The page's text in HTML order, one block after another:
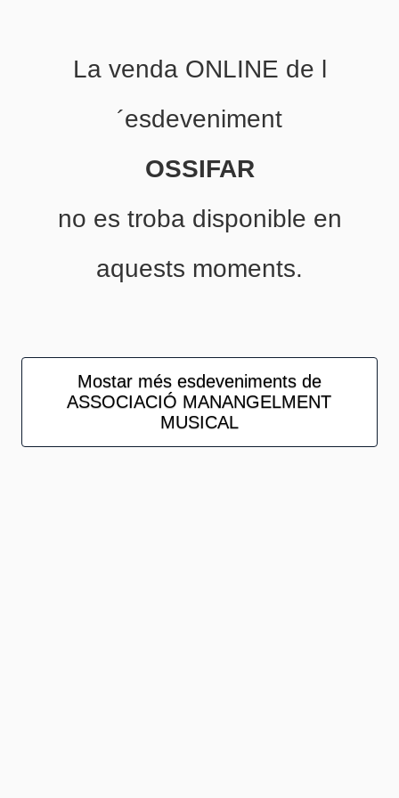
La venda ONLINE de l
´esdeveniment
OSSIFAR
no es troba disponible en
aquests moments.
Mostar més esdeveniments de
ASSOCIACIÓ MANANGELMENT
MUSICAL